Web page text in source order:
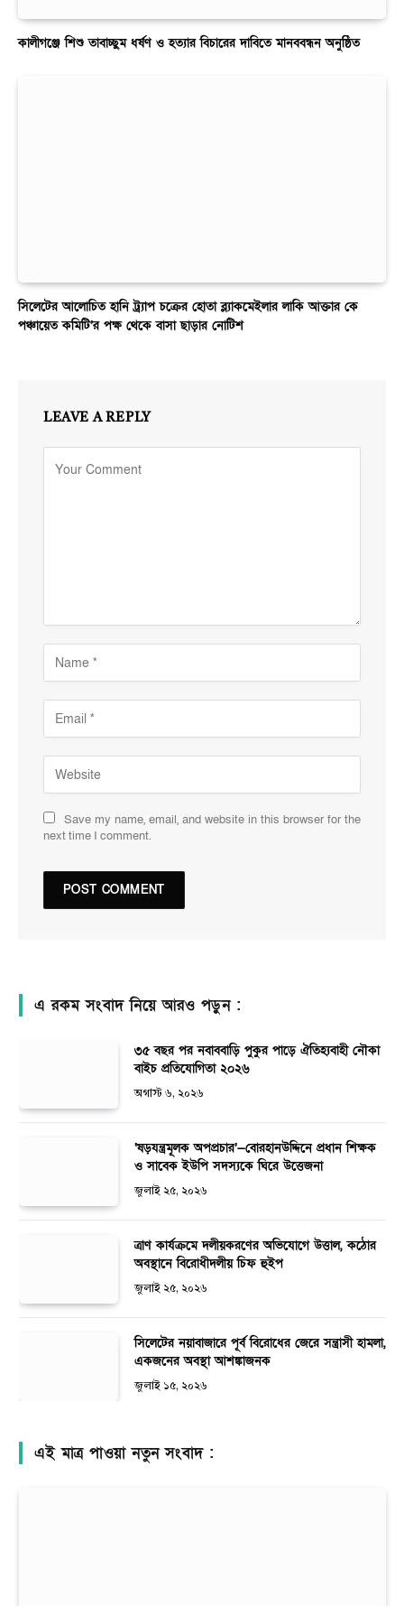
কালীগঞ্জে শিশু তাবাচ্ছুম ধর্ষণ ও হত্যার বিচারের দাবিতে মানববন্ধন অনুষ্ঠিত
সিলেটের আলোচিত হানি ট্র্যাপ চক্রের হোতা ব্ল্যাকমেইলার লাকি আক্তার কে
পঞ্চায়েত কমিটি’র পক্ষ থেকে বাসা ছাড়ার নোটিশ
LEAVE A REPLY
Save my name, email, and website in this browser for the
next time I comment.
এ রকম সংবাদ নিয়ে আরও পড়ুন :
৩৫ বছর পর নবাববাড়ি পুকুর পাড়ে ঐতিহ্যবাহী নৌকা
বাইচ প্রতিযোগিতা ২০২৬
অগাস্ট ৬, ২০২৬
‘ষড়যন্ত্রমূলক অপপ্রচার’—বোরহানউদ্দিনে প্রধান শিক্ষক
ও সাবেক ইউপি সদস্যকে ঘিরে উত্তেজনা
জুলাই ২৫, ২০২৬
ত্রাণ কার্যক্রমে দলীয়করণের অভিযোগে উত্তাল, কঠোর
অবস্থানে বিরোধীদলীয় চিফ হুইপ
জুলাই ২৫, ২০২৬
সিলেটের নয়াবাজারে পূর্ব বিরোধের জেরে সন্ত্রাসী হামলা,
একজনের অবস্থা আশঙ্কাজনক
জুলাই ১৫, ২০২৬
এই মাত্র পাওয়া নতুন সংবাদ :